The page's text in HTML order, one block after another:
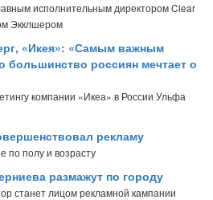
исполнительным директором Clear
Экклшером
«Икея»: «Самым важным
большинство россиян мечтает о
компании «Икеа» в России Ульфа
рекламу
по полу и возрасту
размажут по городу
станет лицом рекламной кампании